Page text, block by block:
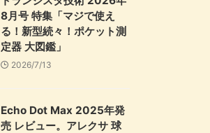
8月号 特集「マジで使え
る！新型続々！ポケット測
定器 大図鑑」
2026/7/13
Echo Dot Max 2025年発
売 レビュー。アレクサ 球